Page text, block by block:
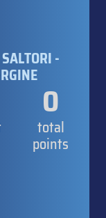
-
0
total
points